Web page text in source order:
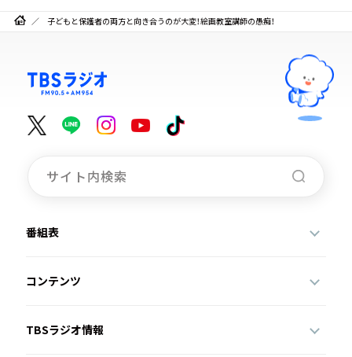
子どもと保護者の両方と向き合うのが大変！絵画教室講師の愚痴！
番組表
コンテンツ
TBSラジオ情報